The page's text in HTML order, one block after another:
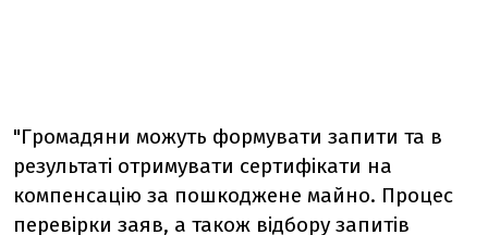
"Громадяни можуть формувати запити та в
результаті отримувати сертифікати на
компенсацію за пошкоджене майно. Процес
перевірки заяв, а також відбору запитів